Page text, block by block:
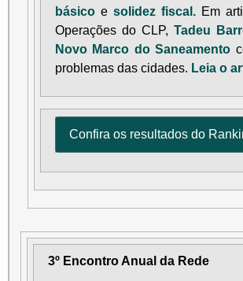
básico e solidez fiscal. Em
Operações do CLP, Tadeu
Novo Marco do Saneamento
problemas das cidades. Leia o
Confira os resultados do
3º Encontro Anual da Rede